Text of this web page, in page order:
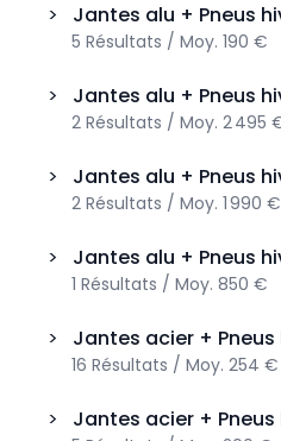
> Jantes alu + Pneus
5 Résultats / Moy. 190 €
> Jantes alu + Pneus
2 Résultats / Moy. 2 495
> Jantes alu + Pneus
2 Résultats / Moy. 1 990 €
> Jantes alu + Pneus
1 Résultats / Moy. 850 €
> Jantes acier + Pneus
16 Résultats / Moy. 254 €
> Jantes acier + Pneus